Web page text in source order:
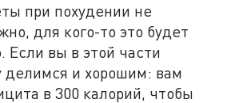
при похудении не
для кого-то это будет
Если вы в этой части
делимся и хорошим: вам
в 300 калорий, чтобы